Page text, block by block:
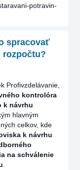
potravin-
spracovať
rozpočtu?
Profivzdelávanie,
kontrolóra
k návrhu
hlavným
celkov, kde
k návrhu
na schválenie